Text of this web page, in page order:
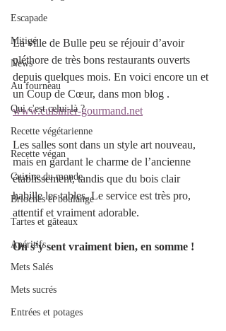
Escapade
Mitigé
News
Au fourneau
Qui c'est celui-là ?
Recette végétarienne
Recette végan
Cuisine du monde
Brioches et boulange
Tartes et gâteaux
Apéritifs
Mets Salés
Mets sucrés
Entrées et potages
La ville de Bulle peu se réjouir d’avoir
pléthore de très bons restaurants ouverts
depuis quelques mois. En voici encore un et
un Coup de Cœur, dans mon blog .
www.cuisinier-gourmand.net
Les salles sont dans un style art nouveau,
mais en gardant le charme de l’ancienne
établissement, tandis que du bois clair
habille les tables. Le service est très pro,
attentif et vraiment adorable.
On s’y sent vraiment bien, en somme !